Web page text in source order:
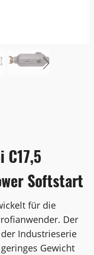
C17,5
Softstart
für die
Der
Industrieserie
Gewicht